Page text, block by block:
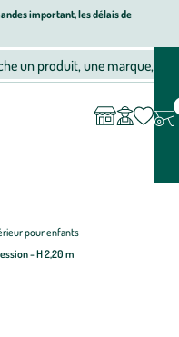
important, les délais de
alimentation bio
un produit, une marque, un
compte
pour enfants
- H 2,20 m